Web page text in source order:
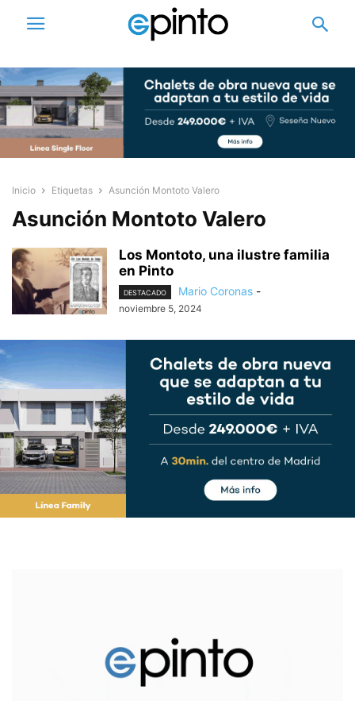
Inicio Etiquetas Asunción Montoto Valero
Asunción Montoto Valero
Los Montoto, una ilustre familia
en Pinto
DESTACADO Mario Coronas -
noviembre 5, 2024